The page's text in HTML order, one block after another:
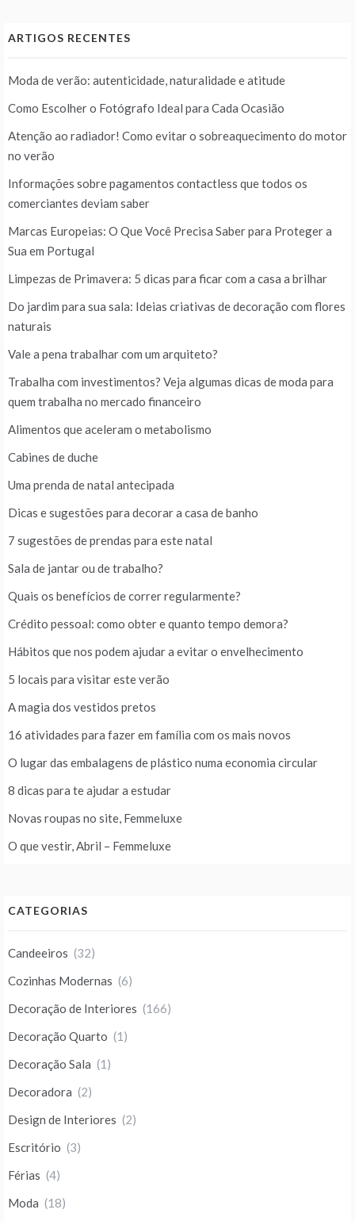
ARTIGOS RECENTES
Moda de verão: autenticidade, naturalidade e atitude
Como Escolher o Fotógrafo Ideal para Cada Ocasião
Atenção ao radiador! Como evitar o sobreaquecimento do motor
no verão
Informações sobre pagamentos contactless que todos os
comerciantes deviam saber
Marcas Europeias: O Que Você Precisa Saber para Proteger a
Sua em Portugal
Limpezas de Primavera: 5 dicas para ficar com a casa a brilhar
Do jardim para sua sala: Ideias criativas de decoração com flores
naturais
Vale a pena trabalhar com um arquiteto?
Trabalha com investimentos? Veja algumas dicas de moda para
quem trabalha no mercado financeiro
Alimentos que aceleram o metabolismo
Cabines de duche
Uma prenda de natal antecipada
Dicas e sugestões para decorar a casa de banho
7 sugestões de prendas para este natal
Sala de jantar ou de trabalho?
Quais os benefícios de correr regularmente?
Crédito pessoal: como obter e quanto tempo demora?
Hábitos que nos podem ajudar a evitar o envelhecimento
5 locais para visitar este verão
A magia dos vestidos pretos
16 atividades para fazer em família com os mais novos
O lugar das embalagens de plástico numa economia circular
8 dicas para te ajudar a estudar
Novas roupas no site, Femmeluxe
O que vestir, Abril – Femmeluxe
CATEGORIAS
Candeeiros (32)
Cozinhas Modernas (6)
Decoração de Interiores (166)
Decoração Quarto (1)
Decoração Sala (1)
Decoradora (2)
Design de Interiores (2)
Escritório (3)
Férias (4)
Moda (18)